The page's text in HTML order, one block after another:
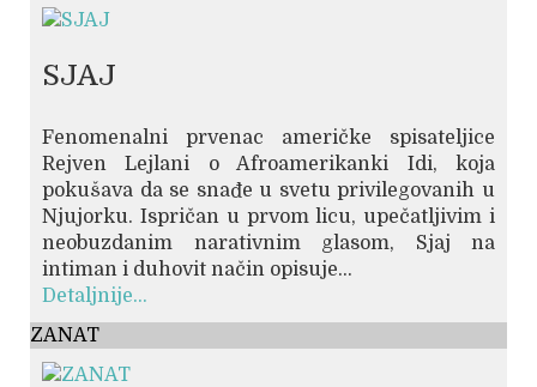
SJAJ
Fenomenalni prvenac američke spisateljice
Rejven Lejlani o Afroamerikanki Idi, koja
pokušava da se snađe u svetu privilegovanih u
Njujorku. Ispričan u prvom licu, upečatljivim i
neobuzdanim narativnim glasom, Sjaj na
intiman i duhovit način opisuje...
Detaljnije...
ZANAT